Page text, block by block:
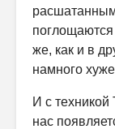
же, как и в
намного
И с
нас